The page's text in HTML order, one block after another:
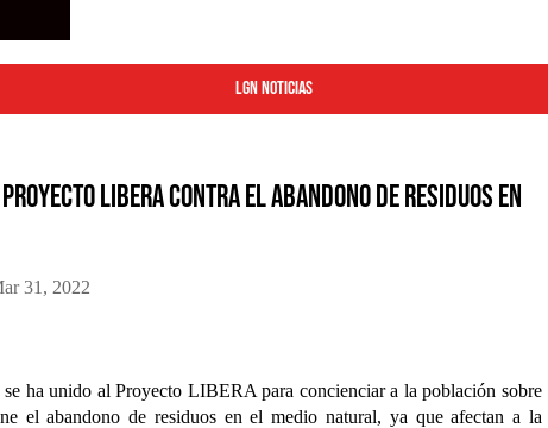
LGN Noticias
LIBERA contra el abandono de residuos en
31, 2022
ha unido al Proyecto LIBERA para concienciar a la población sobre
el abandono de residuos en el medio natural, ya que afectan a la